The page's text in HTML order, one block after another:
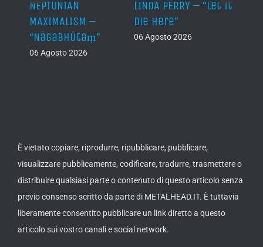
NEPTUNIAN
MAXIMALISM –
“Nāgabhūtaṃ”
06 Agosto 2026
LINDA PERRY – “Let It
Die Here”
06 Agosto 2026
È vietato copiare, riprodurre, ripubblicare, pubblicare,
visualizzare pubblicamente, codificare, tradurre, trasmettere o
distribuire qualsiasi parte o contenuto di questo articolo senza
previo consenso scritto da parte di METALHEAD.IT. È tuttavia
liberamente consentito pubblicare un link diretto a questo
articolo sui vostro canali e social network.